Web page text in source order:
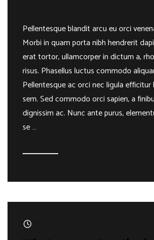
Pellentesque blandit arcu eu orci
Morbi in quam porta nibh hendrerit
erat tortor, ullamcorper in dictum a,
risus. Phasellus luctus commodo
Pellentesque ac orci nec ligula
sem. Sed commodo orci sapien, a
dignissim ac. Nunc ante purus,
se …